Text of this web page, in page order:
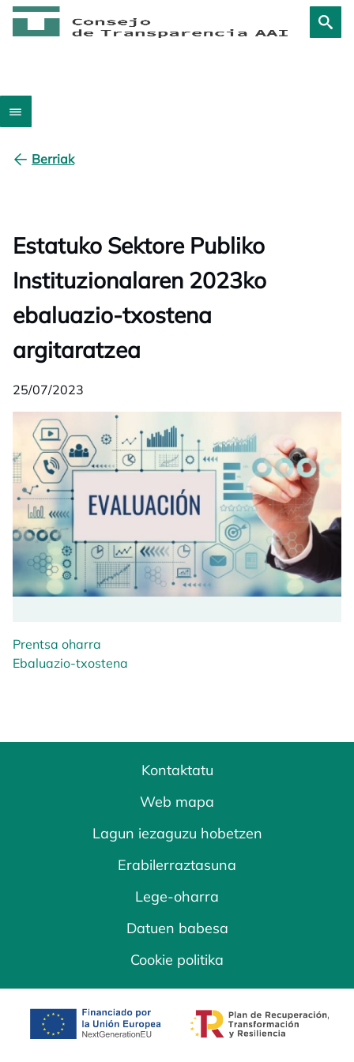
Berriak
Estatuko Sektore Publiko
Instituzionalaren 2023ko
ebaluazio-txostena
argitaratzea
25/07/2023
Prentsa oharra
Ebaluazio-txostena
Kontaktatu
Web mapa
Lagun iezaguzu hobetzen
Erabilerraztasuna
Lege-oharra
Datuen babesa
Cookie politika
opens in a new tab opens in a new